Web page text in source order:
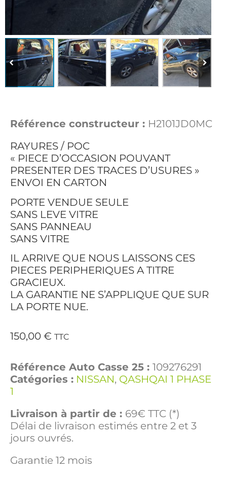
Référence constructeur : H2101JD0MC
RAYURES / POC
« PIECE D’OCCASION POUVANT
PRESENTER DES TRACES D’USURES »
ENVOI EN CARTON
PORTE VENDUE SEULE
SANS LEVE VITRE
SANS PANNEAU
SANS VITRE
IL ARRIVE QUE NOUS LAISSONS CES
PIECES PERIPHERIQUES A TITRE
GRACIEUX.
LA GARANTIE NE S’APPLIQUE QUE SUR
LA PORTE NUE.
150,00 € TTC
Référence Auto Casse 25 : 109276291
Catégories : NISSAN, QASHQAI 1 PHASE
1
Livraison à partir de : 69€ TTC (*)
Délai de livraison estimés entre 2 et 3
jours ouvrés.
Garantie 12 mois